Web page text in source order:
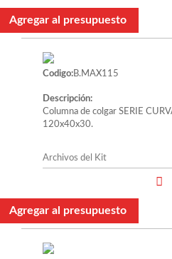
Agregar al presupuesto
Codigo:B.MAX115
Descripción:
Columna de colgar SERIE
120x40x30.
Archivos del Kit
Agregar al presupuesto